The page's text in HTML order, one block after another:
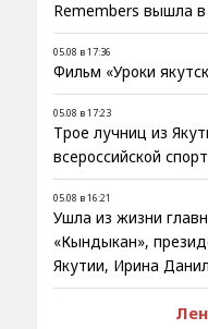
Remembers вышла
05.08 в 17:36
Фильм «Уроки
05.08 в 17:23
Трое лучниц из
всероссийской
05.08 в 16:21
Ушла из жизни
«Кындыкан»,
Якутии, Ирина